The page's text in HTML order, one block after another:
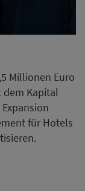
Millionen Euro
dem Kapital
für Hotels